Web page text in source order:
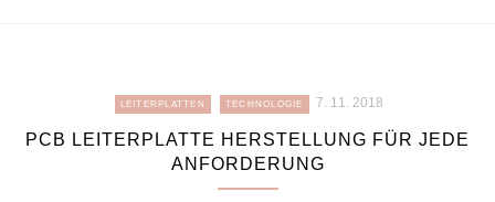
LEITERPLATTEN TECHNOLOGIE 7. 11. 2018
PCB LEITERPLATTE HERSTELLUNG FÜR JEDE
ANFORDERUNG